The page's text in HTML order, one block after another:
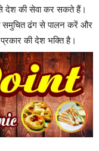
देश की सेवा कर सकते हैं।
समुचित ढंग से पालन करें और
की देश भक्ति है।